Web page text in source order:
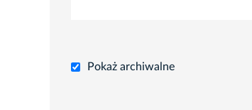
Pokaż archiwalne